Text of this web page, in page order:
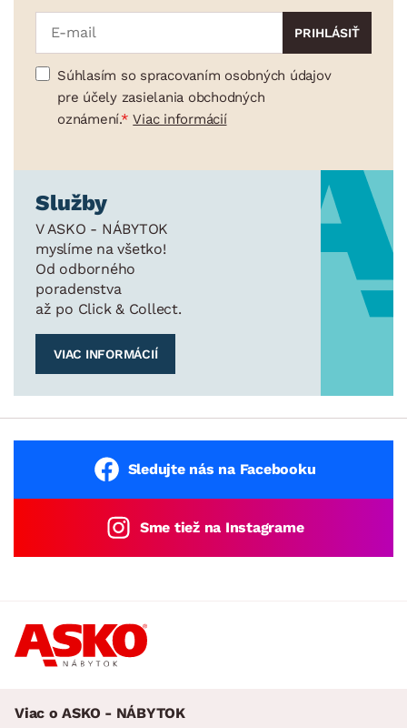
Súhlasím so spracovaním osobných údajov
pre účely zasielania obchodných
oznámení.
Viac informácií
Služby
V ASKO - NÁBYTOK
myslíme na všetko!
Od odborného
poradenstva
až po Click & Collect.
VIAC INFORMÁCIÍ
Sledujte nás na Facebooku
Sme tiež na Instagrame
Viac o ASKO - NÁBYTOK